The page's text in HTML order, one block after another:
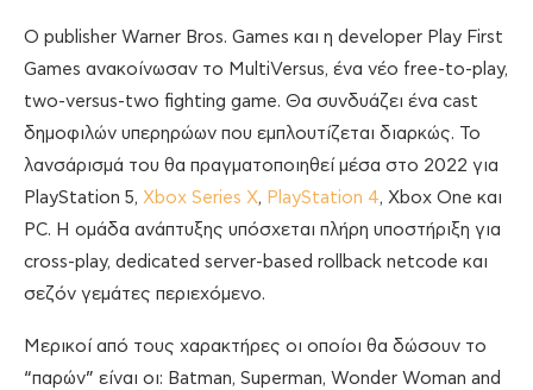
O publisher Warner Bros. Games και η developer Play First
Games ανακοίνωσαν το MultiVersus, ένα νέο free-to-play,
two-versus-two fighting game. Θα συνδυάζει ένα cast
δημοφιλών υπερηρώων που εμπλουτίζεται διαρκώς. Το
λανσάρισμά του θα πραγματοποιηθεί μέσα στο 2022 για
PlayStation 5, Xbox Series X, PlayStation 4, Xbox One και
PC. Η ομάδα ανάπτυξης υπόσχεται πλήρη υποστήριξη για
cross-play, dedicated server-based rollback netcode και
σεζόν γεμάτες περιεχόμενο.
Μερικοί από τους χαρακτήρες οι οποίοι θα δώσουν το
“παρών” είναι οι: Batman, Superman, Wonder Woman and